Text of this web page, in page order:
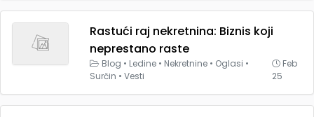
Rastući raj nekretnina: Biznis koji
neprestano raste
Blog • Ledine • Nekretnine • Oglasi •
Surčin • Vesti
Feb
25